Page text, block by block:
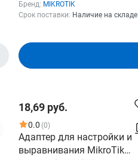
Бренд: MIKROTIK
Срок поставки: Наличие на складе
18,69 руб.
0.0 (0)
Адаптер для настройки и
выравнивания MikroTik